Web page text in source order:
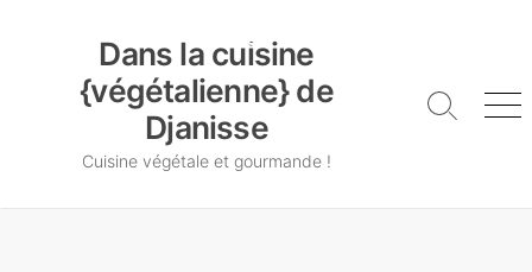
Dans la cuisine
{végétalienne} de
Djanisse
Cuisine végétale et gourmande !
Search